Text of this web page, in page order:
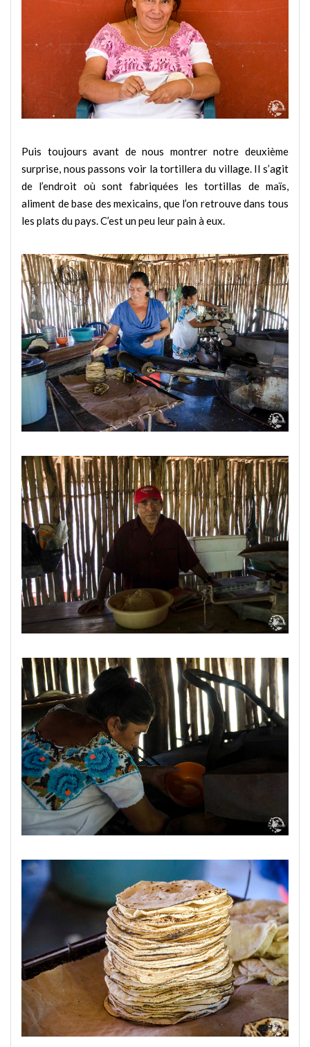
Puis toujours avant de nous montrer notre deuxième
surprise, nous passons voir la tortillera du village. Il s’agit
de l’endroit où sont fabriquées les tortillas de maïs,
aliment de base des mexicains, que l’on retrouve dans tous
les plats du pays. C’est un peu leur pain à eux.